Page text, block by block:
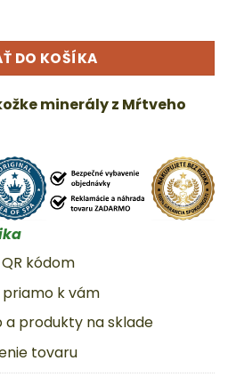
krém
DO KOŠÍKA
minerály z Mŕtveho
kódom
k vám
produkty na sklade
tovaru